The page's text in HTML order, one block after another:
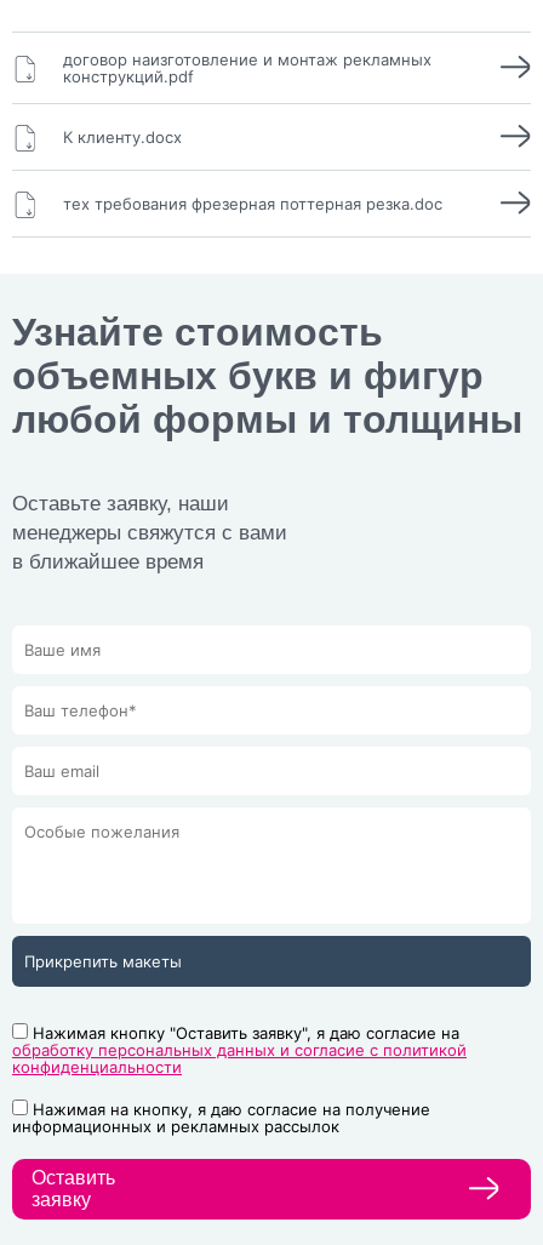
договор наизготовление и монтаж рекламных
конструкций.pdf
К клиенту.docx
тех требования фрезерная поттерная резка.doc
Узнайте стоимость
объемных букв и фигур
любой формы и толщины
Оставьте заявку, наши
менеджеры свяжутся с вами
в ближайшее время
Прикрепить макеты
Нажимая кнопку "Оставить заявку", я даю согласие на
обработку персональных данных и согласие с политикой
конфиденциальности
Нажимая на кнопку, я даю согласие на получение
информационных и рекламных рассылок
Оставить
заявку